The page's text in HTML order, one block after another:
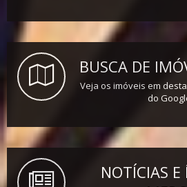
BUSCA DE
Veja os imóveis em
do
NOTÍCIAS E